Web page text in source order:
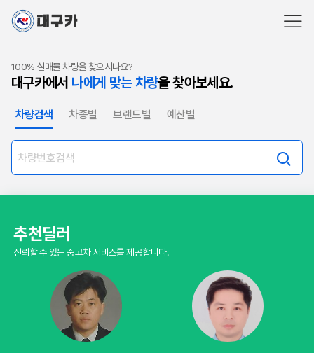
100% 실매물 차량을 찾으시나요?
대구카에서 나에게 맞는 차량을 찾아보세요.
차량검색 차종별 브랜드별 예산별
추천딜러
신뢰할 수 있는 중고차 서비스를 제공합니다.